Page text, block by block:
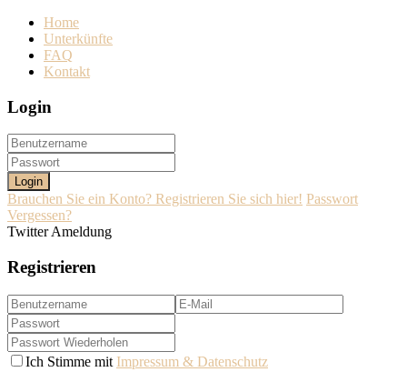
Home
Unterkünfte
FAQ
Kontakt
Login
Login
Brauchen Sie ein Konto? Registrieren Sie sich hier! Passwort
Vergessen?
Twitter Ameldung
Registrieren
Ich Stimme mit Impressum & Datenschutz